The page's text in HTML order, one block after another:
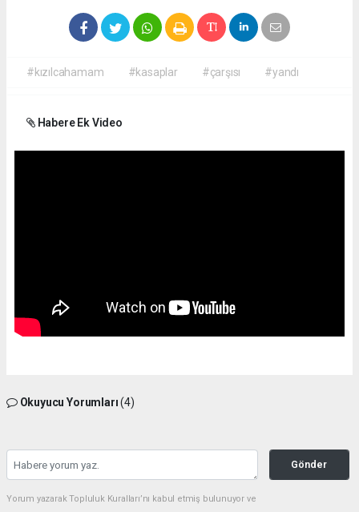
#kızılcahamam #kasaplar #çarşısı #yandı
Habere Ek Video
Okuyucu Yorumları(4)
Gönder
Yorum yazarak Topluluk Kuralları’nı kabul etmiş bulunuyor ve